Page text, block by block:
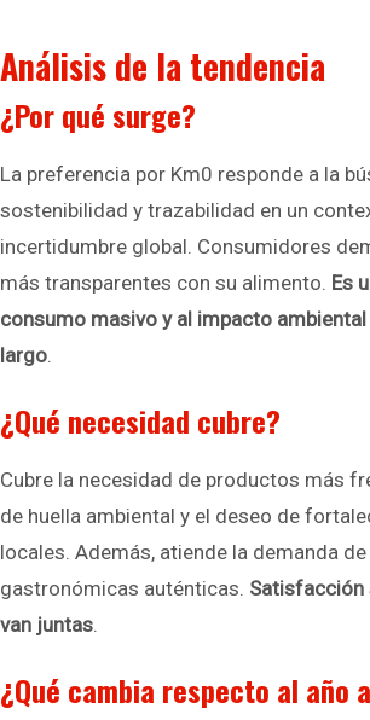
Análisis de la tendencia
¿Por qué surge?
La preferencia por Km0 responde a la
sostenibilidad y trazabilidad en un
incertidumbre global. Consumidores
más transparentes con su alimento. Es
consumo masivo y al impacto
largo.
¿Qué necesidad cubre?
Cubre la necesidad de productos más
de huella ambiental y el deseo de
locales. Además, atiende la demanda
gastronómicas auténticas. Satisfacción
van juntas.
¿Qué cambia respecto al año